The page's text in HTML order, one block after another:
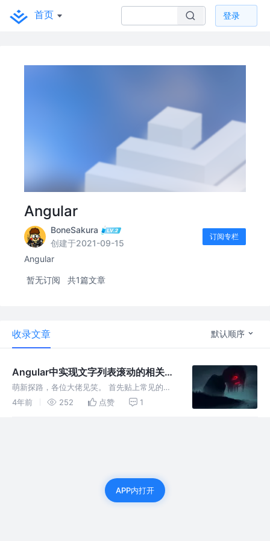
首页 登录
Angular
BoneSakura
创建于2021-09-15
订阅专栏
Angular
暂无订阅 共1篇文章
收录文章 默认顺序
Angular中实现文字列表滚动的相关探
索
萌新探路，各位大佬见笑。 首先贴上常见的一
种方法： v1.0 到目前为止，上述写法看起来正
4年前 252 点赞 1
APP内打开